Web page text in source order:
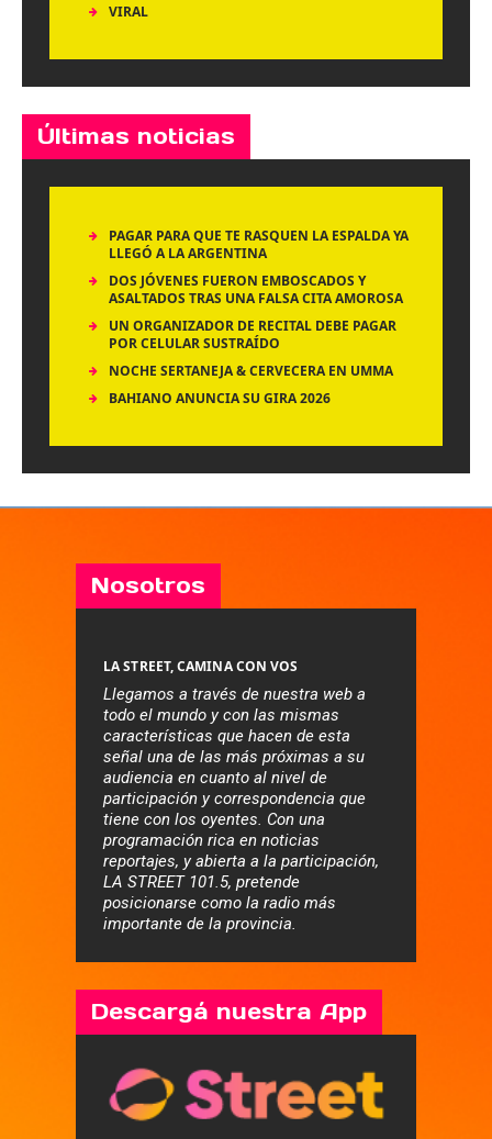
VIRAL
Últimas noticias
PAGAR PARA QUE TE RASQUEN LA ESPALDA YA
LLEGÓ A LA ARGENTINA
DOS JÓVENES FUERON EMBOSCADOS Y
ASALTADOS TRAS UNA FALSA CITA AMOROSA
UN ORGANIZADOR DE RECITAL DEBE PAGAR
POR CELULAR SUSTRAÍDO
NOCHE SERTANEJA & CERVECERA EN UMMA
BAHIANO ANUNCIA SU GIRA 2026
Nosotros
LA STREET, CAMINA CON VOS
Llegamos a través de nuestra web a
todo el mundo y con las mismas
características que hacen de esta
señal una de las más próximas a su
audiencia en cuanto al nivel de
participación y correspondencia que
tiene con los oyentes. Con una
programación rica en noticias
reportajes, y abierta a la participación,
LA STREET 101.5, pretende
posicionarse como la radio más
importante de la provincia.
Descargá nuestra App